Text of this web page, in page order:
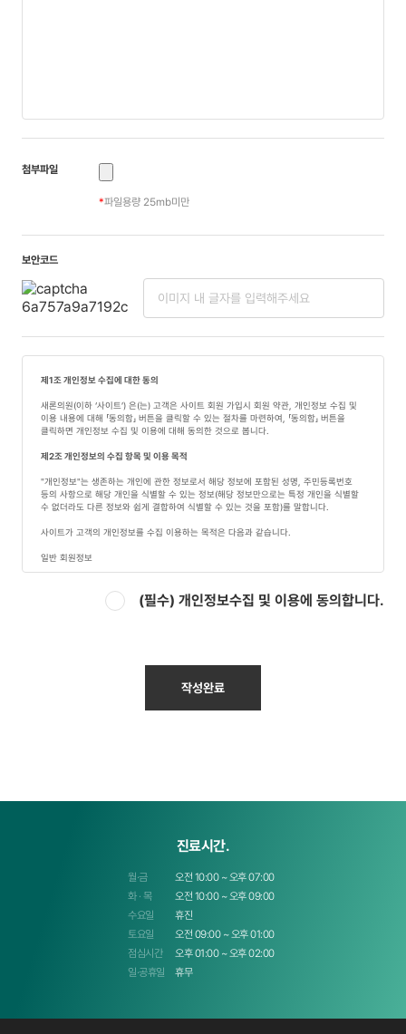
첨부파일
*파일용량 25mb미만
보안코드
제1조 개인정보 수집에 대한 동의
새론의원(이하 ‘사이트’) 은(는) 고객은 사이트 회원 가입시 회원 약관, 개인정보 수집 및
이용 내용에 대해 「동의함」 버튼을 클릭할 수 있는 절차를 마련하여, 「동의함」 버튼을
클릭하면 개인정보 수집 및 이용에 대해 동의한 것으로 봅니다.
제2조 개인정보의 수집 항목 및 이용 목적
"개인정보"는 생존하는 개인에 관한 정보로서 해당 정보에 포함된 성명, 주민등록번호
등의 사항으로 해당 개인을 식별할 수 있는 정보(해당 정보만으로는 특정 개인을 식별할
수 없더라도 다른 정보와 쉽게 결합하여 식별할 수 있는 것을 포함)를 말합니다.
사이트가 고객의 개인정보를 수집 이용하는 목적은 다음과 같습니다.
일반 회원정보
- 필수 수집항목: 이름, 연락처, 이메일
- 이용목적: 서비스 이용시 상담
- 개인의 관심 분야에 따라 차별화된 정보를 제공
- 접속빈도 또는 방문시간 등을 분석하고 이용자의 취향과 관심분야를 파악하여 타겟
단, 쿠키의 저장을 거부할 경우에는 로그인이 필요한 일부 서비스는 이용할 수 없습니다.
가. Internet Explorer의 경우
웹 브라우저 상단의 도구 메뉴 > 인터넷 옵션 > 개인정보 탭 > 직접 설정
웹 브라우저 우측 상단의 메뉴 아이콘 선택 > 설정 > 화면 하단의 고급 설정 표시 >
(필수) 개인정보수집 및 이용에 동의합니다.
작성완료
진료시간.
월·금
오전 10:00 ~ 오후 07:00
화 · 목
오전 10:00 ~ 오후 09:00
수요일
휴진
토요일
오전 09:00 ~ 오후 01:00
점심시간
오후 01:00 ~ 오후 02:00
일·공휴일
휴무